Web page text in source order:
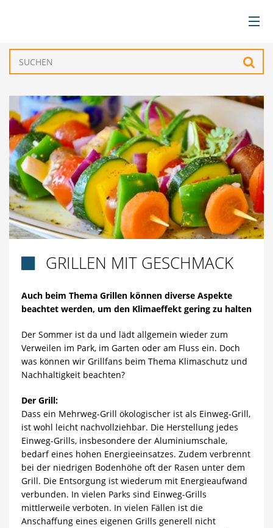
BÜRGERSERVICE
VERWALTUNG
GEMEINDEN
TOURISMUS & FREIZEIT
WIRTSCHAFT
GRILLEN MIT GESCHMACK
Auch beim Thema Grillen können diverse Aspekte
beachtet werden, um den Klimaeffekt gering zu halten
Der Sommer ist da und lädt allgemein wieder zum
Verweilen im Park, im Garten oder am Fluss ein. Doch
was können wir Grillfans beim Thema Klimaschutz und
Nachhaltigkeit beachten?
Der Grill:
Dass ein Mehrweg-Grill ökologischer ist als Einweg-Grill,
ist wohl leicht nachvollziehbar. Die Herstellung jedes
Einweg-Grills, insbesondere der Aluminiumschale,
bedarf eines hohen Energieeinsatzes. Zudem verbrennt
bei der niedrigen Bodenhöhe oft der Rasen unter dem
Grill. Die Entsorgung ist wiederum mit Energieaufwand
verbunden. In vielen Parks sind Einweg-Grills
mittlerweile verboten. In vielen Fällen ist die
Anschaffung eines eigenen Grills generell nicht